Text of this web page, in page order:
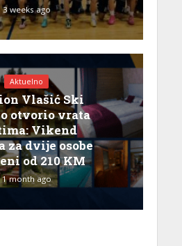
3 weeks ago
Aktuelno
Vlašić Ski
otvorio vrata
Vikend
za dvije osobe
od 210 KM
1 month ago